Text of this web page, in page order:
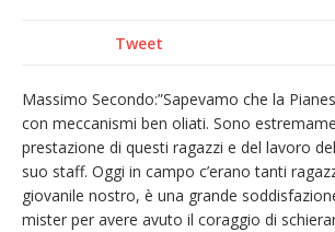
Tweet
Massimo Secondo:”Sapevamo che la
con meccanismi ben oliati. Sono
prestazione di questi ragazzi e del lavoro
suo staff. Oggi in campo c’erano tanti
giovanile nostro, è una grande
mister per avere avuto il coraggio di